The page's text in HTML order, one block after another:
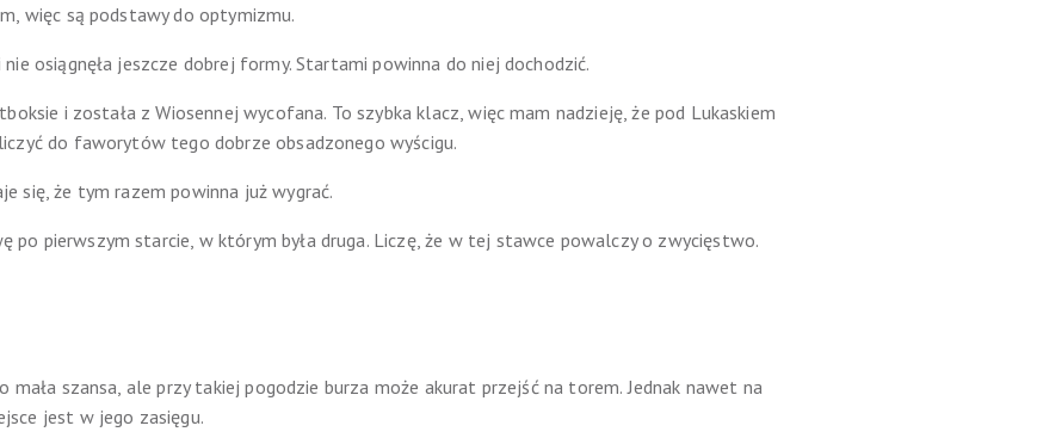
więc są podstawy do optymizmu.
osiągnęła jeszcze dobrej formy. Startami powinna do niej dochodzić.
i została z Wiosennej wycofana. To szybka klacz, więc mam nadzieję, że pod Lukaskiem
do faworytów tego dobrze obsadzonego wyścigu.
się, że tym razem powinna już wygrać.
po pierwszym starcie, w którym była druga. Liczę, że w tej stawce powalczy o zwycięstwo.
szansa, ale przy takiej pogodzie burza może akurat przejść na torem. Jednak nawet na
jest w jego zasięgu.